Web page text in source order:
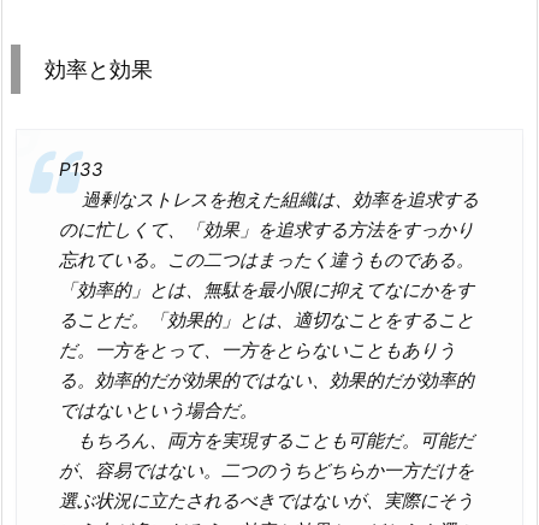
効率と効果
P133
過剰なストレスを抱えた組織は、効率を追求する
のに忙しくて、「効果」を追求する方法をすっかり
忘れている。この二つはまったく違うものである。
「効率的」とは、無駄を最小限に抑えてなにかをす
ることだ。「効果的」とは、適切なことをすること
だ。一方をとって、一方をとらないこともありう
る。効率的だが効果的ではない、効果的だが効率的
ではないという場合だ。
もちろん、両方を実現することも可能だ。可能だ
が、容易ではない。二つのうちどちらか一方だけを
選ぶ状況に立たされるべきではないが、実際にそう